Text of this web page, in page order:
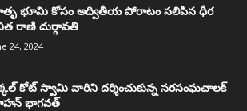
భూమి కోసం అద్వితీయ పోరాటం సలిపిన ధీర
రాణి దుర్గావతి
24, 2024
కోట్‌ స్వామి వారిని దర్శించుకున్న సరసంఘచాలక్
భాగవత్